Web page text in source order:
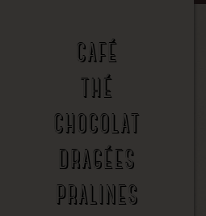
CAFÉ
THÉ
CHOCOLAT
DRAGÉES
PRALINES